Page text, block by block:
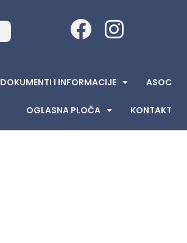
DOKUMENTI I INFORMACIJE ASOC
OGLASNA PLOČA KONTAKT